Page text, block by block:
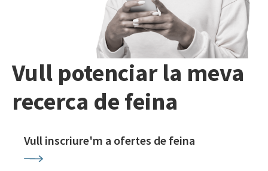
Vull potenciar la meva
recerca de feina
Vull inscriure'm a ofertes de feina